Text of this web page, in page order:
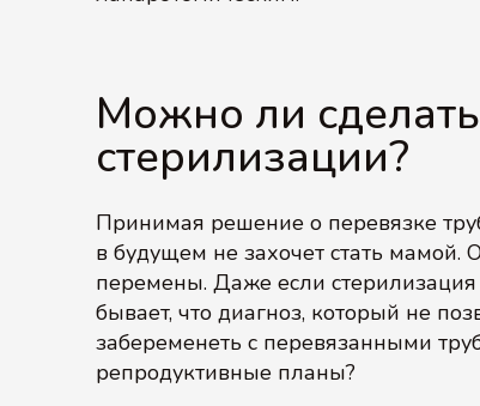
Можно ли
стерилизации?
Принимая решение о перевязке
в будущем не захочет стать
перемены. Даже если
бывает, что диагноз, который не
забеременеть с перевязанными
репродуктивные планы?